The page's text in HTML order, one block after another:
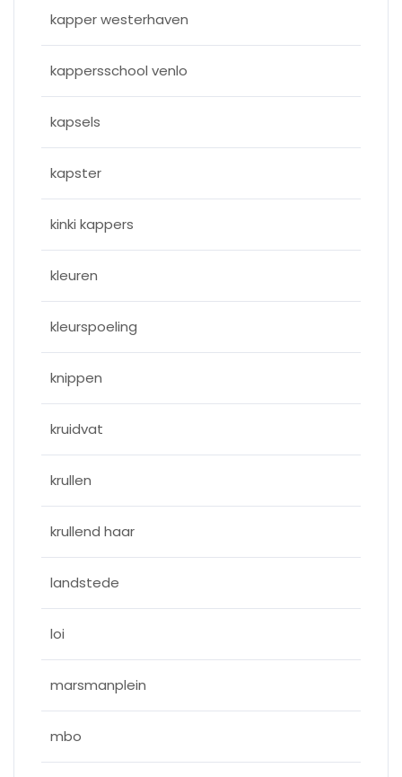
kapper westerhaven
kappersschool venlo
kapsels
kapster
kinki kappers
kleuren
kleurspoeling
knippen
kruidvat
krullen
krullend haar
landstede
loi
marsmanplein
mbo